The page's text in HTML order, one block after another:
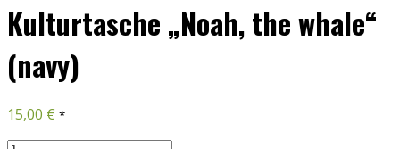
Kulturtasche „Noah, the whale“
(navy)
15,00 € *